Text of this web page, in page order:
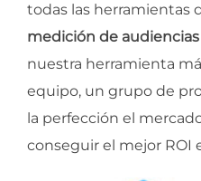
todas las herramientas
medición de
nuestra herramienta
equipo, un grupo de
la perfección el
conseguir el mejor ROI